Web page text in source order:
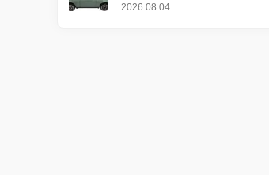
2026.08.04